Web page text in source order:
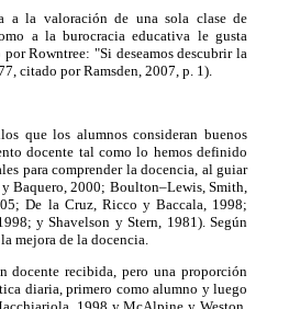
a la valoración de una sola clase de
a la burocracia educativa le gusta
Rowntree: "Si deseamos descubrir la
citado por Ramsden, 2007, p. 1).
que los alumnos consideran buenos
docente tal como lo hemos definido
para comprender la docencia, al guiar
Baquero, 2000; Boulton–Lewis, Smith,
De la Cruz, Ricco y Baccala, 1998;
y Shavelson y Stern, 1981). Según
mejora de la docencia.
docente recibida, pero una proporción
diaria, primero como alumno y luego